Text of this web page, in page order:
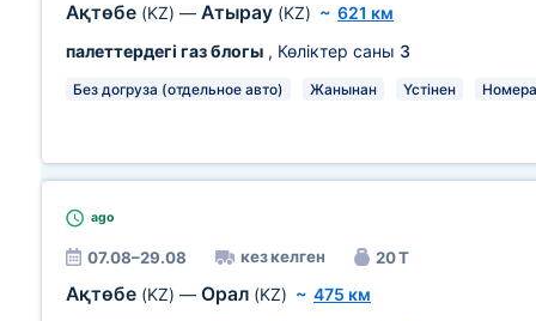
Ақтөбе (KZ) — Атырау (KZ) ~ 621 км
палеттердегі газ блогы , Көліктер саны 3
Без догруза (отдельное авто) Жанынан Үстінен
ago
07.08–29.08 кез келген 20 Т
Ақтөбе (KZ) — Орал (KZ) ~ 475 км